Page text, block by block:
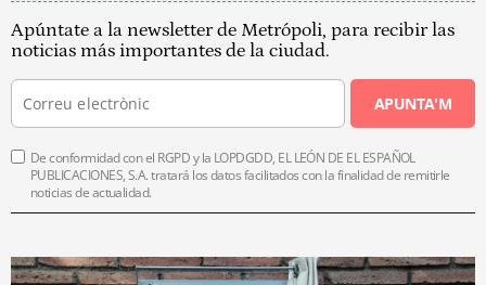
Apúntate a la newsletter de Metrópoli, para recibir las
noticias más importantes de la ciudad.
APUNTA'M
De conformidad con el RGPD y la LOPDGDD, EL LEÓN DE EL ESPAÑOL
PUBLICACIONES, S.A. tratará los datos facilitados con la finalidad de remitirle
noticias de actualidad.